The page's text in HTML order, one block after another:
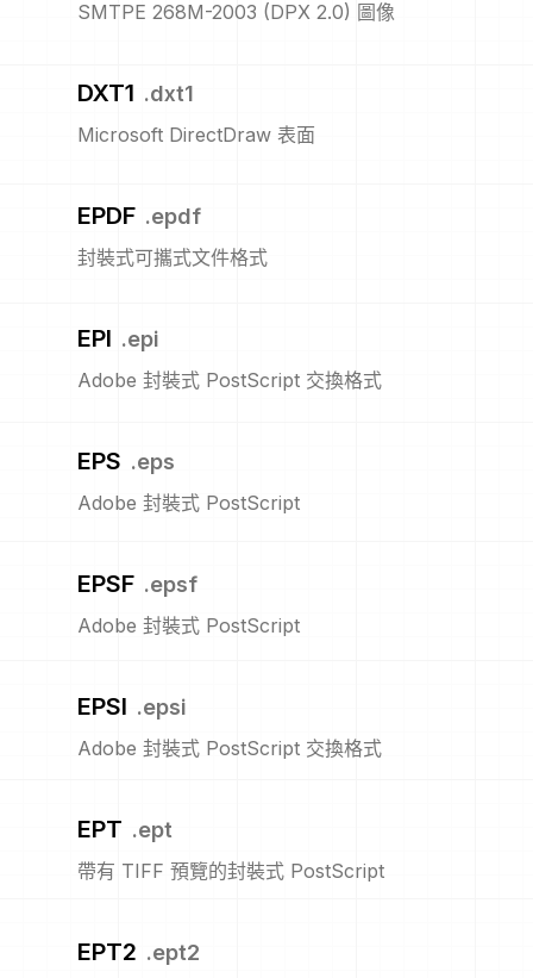
SMTPE 268M-2003 (DPX 2.0) 圖像
DXT1 .dxt1
Microsoft DirectDraw 表面
EPDF .epdf
封裝式可攜式文件格式
EPI .epi
Adobe 封裝式 PostScript 交換格式
EPS .eps
Adobe 封裝式 PostScript
EPSF .epsf
Adobe 封裝式 PostScript
EPSI .epsi
Adobe 封裝式 PostScript 交換格式
EPT .ept
帶有 TIFF 預覽的封裝式 PostScript
EPT2 .ept2